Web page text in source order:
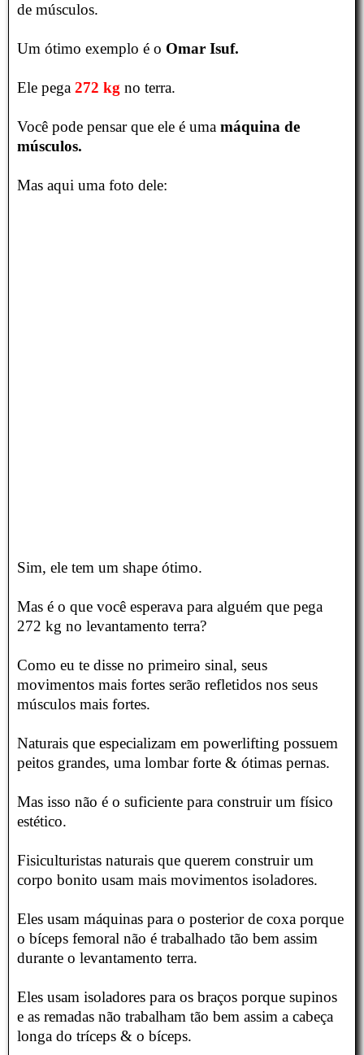
de músculos.
Um ótimo exemplo é o Omar Isuf.
Ele pega 272 kg no terra.
Você pode pensar que ele é uma máquina de
músculos.
Mas aqui uma foto dele:
Sim, ele tem um shape ótimo.
Mas é o que você esperava para alguém que pega
272 kg no levantamento terra?
Como eu te disse no primeiro sinal, seus
movimentos mais fortes serão refletidos nos seus
músculos mais fortes.
Naturais que especializam em powerlifting possuem
peitos grandes, uma lombar forte & ótimas pernas.
Mas isso não é o suficiente para construir um físico
estético.
Fisiculturistas naturais que querem construir um
corpo bonito usam mais movimentos isoladores.
Eles usam máquinas para o posterior de coxa porque
o bíceps femoral não é trabalhado tão bem assim
durante o levantamento terra.
Eles usam isoladores para os braços porque supinos
e as remadas não trabalham tão bem assim a cabeça
longa do tríceps & o bíceps.